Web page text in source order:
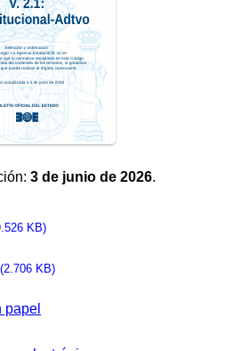
3 de junio de 2026.
KB)
(2.706 KB)
papel